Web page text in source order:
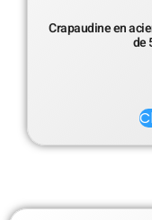
Crapaudine en
de